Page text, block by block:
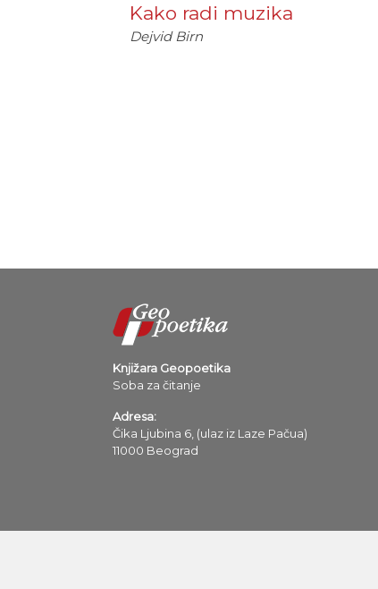
Kako radi muzika
Dejvid Birn
Knjižara Geopoetika
Soba za čitanje
Adresa:
Čika Ljubina 6, (ulaz iz Laze Pačua)
11000 Beograd